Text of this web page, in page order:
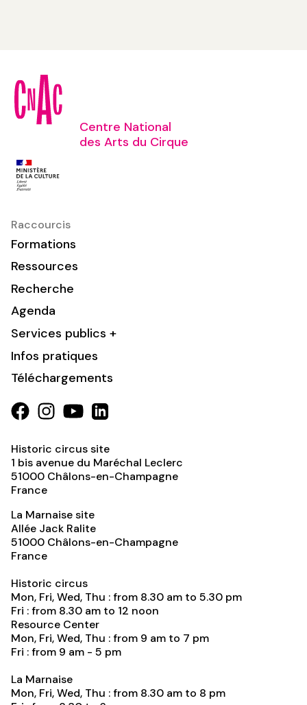
Centre National
des Arts du Cirque
Raccourcis
Formations
Ressources
Recherche
Agenda
Services publics +
Infos pratiques
Téléchargements
Historic circus site
1 bis avenue du Maréchal Leclerc
51000 Châlons-en-Champagne
France
La Marnaise site
Allée Jack Ralite
51000 Châlons-en-Champagne
France
Historic circus
Mon, Fri, Wed, Thu : from 8.30 am to 5.30 pm
Fri : from 8.30 am to 12 noon
Resource Center
Mon, Fri, Wed, Thu : from 9 am to 7 pm
Fri : from 9 am - 5 pm
La Marnaise
Mon, Fri, Wed, Thu : from 8.30 am to 8 pm